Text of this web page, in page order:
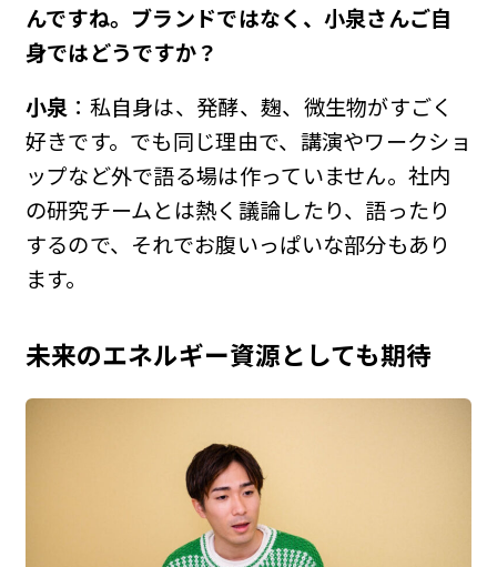
んですね。ブランドではなく、小泉さんご自
身ではどうですか？
小泉 ：私自身は、発酵、麹、微生物がすごく
好きです。でも同じ理由で、講演やワークショ
ップなど外で語る場は作っていません。社内
の研究チームとは熱く議論したり、語ったり
するので、それでお腹いっぱいな部分もあり
ます。
未来のエネルギー資源としても期待